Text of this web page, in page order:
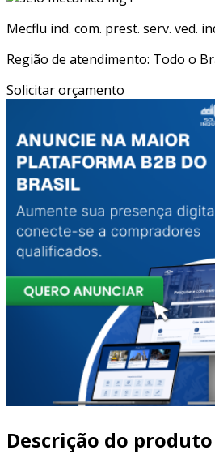
Mecflu ind. com. prest. serv. ved.
Região de atendimento: Todo o
Solicitar orçamento
Descrição do produto